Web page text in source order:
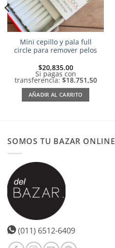
Mini cepillo y pala full
circle para remover pelos
$20,835.00
Si pagas con
transferencia: $18.751,50
AÑADIR AL CARRITO
SOMOS TU BAZAR ONLINE
(011) 6512-6409